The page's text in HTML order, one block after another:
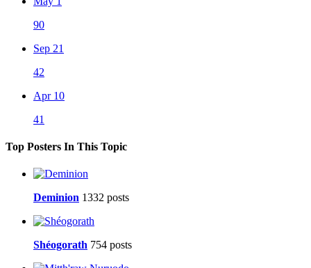
90
Sep 21
42
Apr 10
41
Top Posters In This Topic
Deminion 1332 posts
Shéogorath 754 posts